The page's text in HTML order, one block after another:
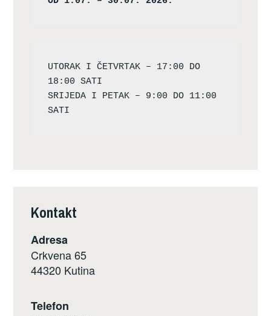
UTORAK I ČETVRTAK – 17:00 DO
18:00 SATI
SRIJEDA I PETAK – 9:00 DO 11:00
Kontakt
Adresa
Crkvena 65
44320 Kutina
Telefon